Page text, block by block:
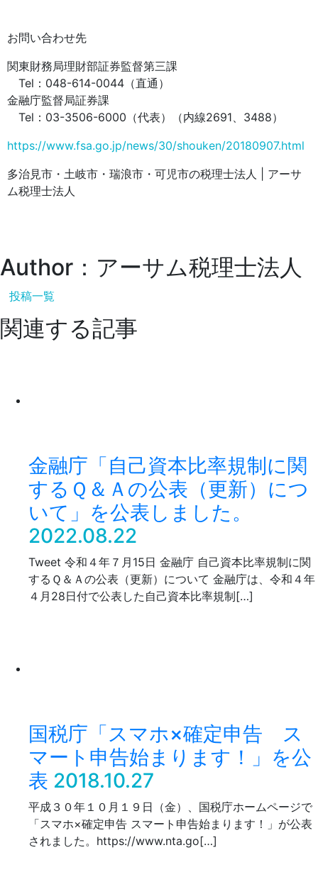
お問い合わせ先
関東財務局理財部証券監督第三課
Tel：048-614-0044（直通）
金融庁監督局証券課
Tel：03-3506-6000（代表）（内線2691、3488）
https://www.fsa.go.jp/news/30/shouken/20180907.html
多治見市・土岐市・瑞浪市・可児市の税理士法人 | アーサ
ム税理士法人
Author：アーサム税理士法人
投稿一覧
関連する記事
金融庁「自己資本比率規制に関
するＱ＆Ａの公表（更新）につ
いて」を公表しました。
2022.08.22
Tweet 令和４年７月15日 金融庁 自己資本比率規制に関
するＱ＆Ａの公表（更新）について 金融庁は、令和４年
４月28日付で公表した自己資本比率規制[…]
国税庁「スマホ×確定申告 ス
マート申告始まります！」を公
表 2018.10.27
平成３０年１０月１９日（金）、国税庁ホームページで
「スマホ×確定申告 スマート申告始まります！」が公表
されました。https://www.nta.go[…]